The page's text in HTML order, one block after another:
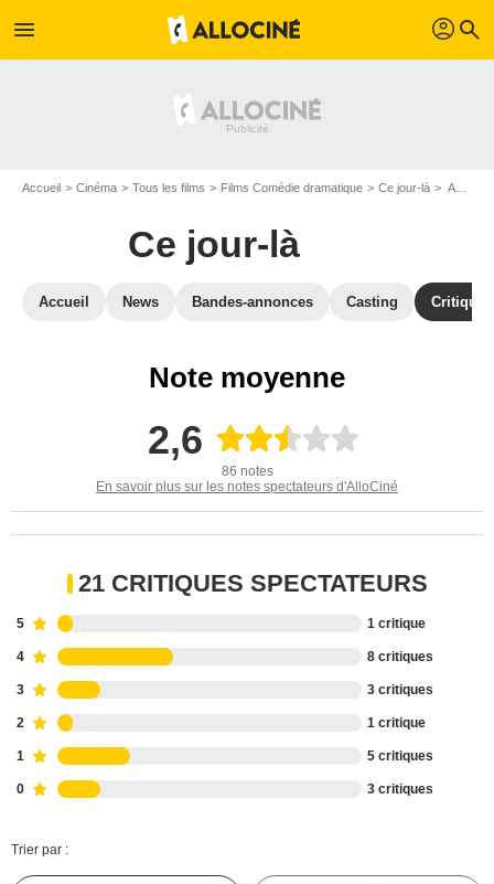
menu profil search
Accueil Cinéma Tous les films Films Comédie dramatique Ce jour-là Avis sur Ce jour-là
Ce jour-là
Accueil News Bandes-annonces Casting
Note moyenne
2,6
86 notes
En savoir plus sur les notes spectateurs d'AlloCiné
21 CRITIQUES SPECTATEURS
5 1 critique
4 8 critiques
3 3 critiques
2 1 critique
1 5 critiques
0 3 critiques
Trier par :